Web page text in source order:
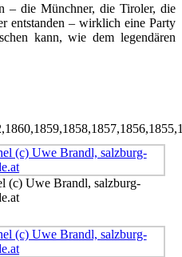
– die Münchner, die Tiroler, die
entstanden – wirklich eine Party
kann, wie dem legendären
(c) Uwe Brandl, salzburg-